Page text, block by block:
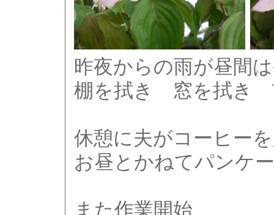
昨夜からの雨が昼間
棚を拭き 窓を拭き
休憩に夫がコーヒー
お昼とかねてパンケ
また作業開始